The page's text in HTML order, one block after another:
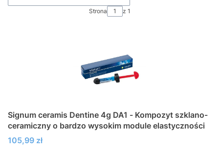
Strona z 1
Signum ceramis Dentine 4g DA1 - Kompozyt szklano-
ceramiczny o bardzo wysokim module elastyczności
Cena
105,99 zł